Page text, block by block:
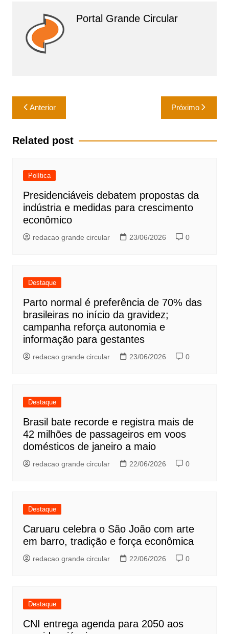
o
k
Portal Grande Circular
Navegação
de
Post
Anterior Próximo
Related post
Política
Presidenciáveis debatem propostas da
indústria e medidas para crescimento
econômico
redacao grande circular 23/06/2026 0
Destaque
Parto normal é preferência de 70% das
brasileiras no início da gravidez;
campanha reforça autonomia e
informação para gestantes
redacao grande circular 23/06/2026 0
Destaque
Brasil bate recorde e registra mais de
42 milhões de passageiros em voos
domésticos de janeiro a maio
redacao grande circular 22/06/2026 0
Destaque
Caruaru celebra o São João com arte
em barro, tradição e força econômica
redacao grande circular 22/06/2026 0
Destaque
CNI entrega agenda para 2050 aos